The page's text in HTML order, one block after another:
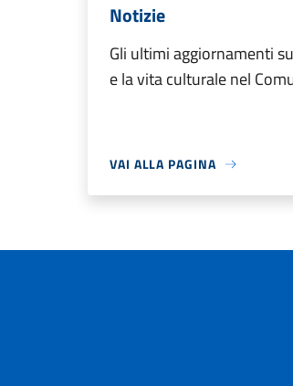
Notizie
Gli ultimi aggiornamenti
e la vita culturale nel
VAI ALLA PAGINA